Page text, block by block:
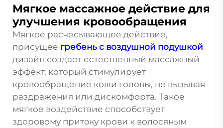
Мягкое массажное действие для
улучшения кровообращения
Мягкое расчесывающее действие,
присущее гребень с воздушной подушкой
дизайн создает естественный массажный
эффект, который стимулирует
кровообращение кожи головы, не вызывая
раздражения или дискомфорта. Такое
мягкое воздействие способствует
здоровому притоку крови к волосяным